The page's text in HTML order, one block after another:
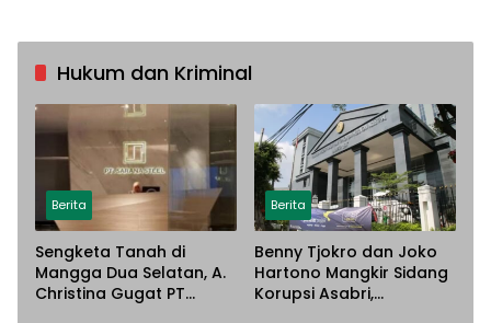
Hukum dan Kriminal
Berita
Sengketa Tanah di
Mangga Dua Selatan, A.
Christina Gugat PT
Berita
Benny Tjokro dan Joko
Hartono Mangkir Sidang
Korupsi Asabri,